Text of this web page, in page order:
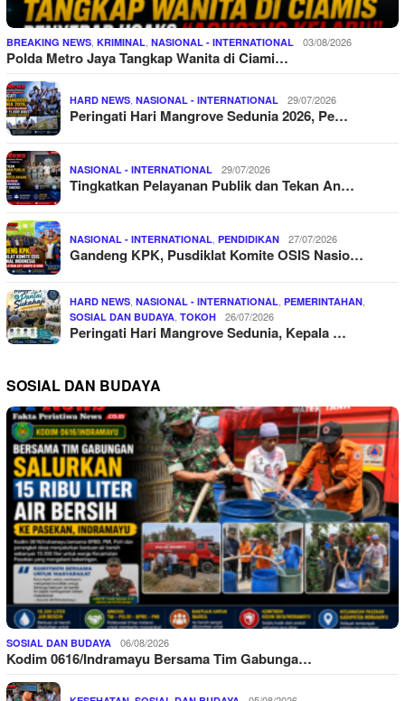
BREAKING NEWS KRIMINAL NASIONAL - INTERNATIONAL 03/08/2026
Polda Metro Jaya Tangkap Wanita di Ciami…
HARD NEWS NASIONAL - INTERNATIONAL 29/07/2026
Peringati Hari Mangrove Sedunia 2026, Pe…
NASIONAL - INTERNATIONAL 29/07/2026
Tingkatkan Pelayanan Publik dan Tekan An…
NASIONAL - INTERNATIONAL PENDIDIKAN 27/07/2026
Gandeng KPK, Pusdiklat Komite OSIS Nasio…
HARD NEWS NASIONAL - INTERNATIONAL PEMERINTAHAN
SOSIAL DAN BUDAYA TOKOH 26/07/2026
Peringati Hari Mangrove Sedunia, Kepala …
SOSIAL DAN BUDAYA
SOSIAL DAN BUDAYA 06/08/2026
Kodim 0616/Indramayu Bersama Tim Gabunga…